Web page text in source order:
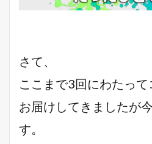
さて、
ここまで3回にわたって
お届けしてきましたが
す。